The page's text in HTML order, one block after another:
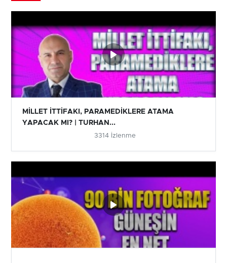
MİLLET İTTİFAKI, PARAMEDİKLERE ATAMA
YAPACAK MI? | TURHAN...
3314 İzlenme